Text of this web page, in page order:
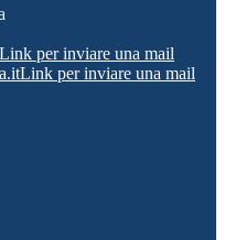
Link per inviare una mail
Link per inviare una mail